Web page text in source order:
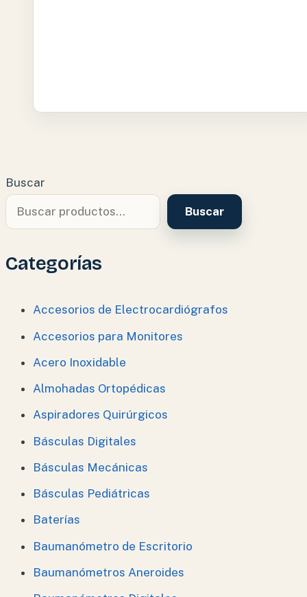
Buscar
Buscar
Categorías
Accesorios de Electrocardiógrafos
Accesorios para Monitores
Acero Inoxidable
Almohadas Ortopédicas
Aspiradores Quirúrgicos
Básculas Digitales
Básculas Mecánicas
Básculas Pediátricas
Baterías
Baumanómetro de Escritorio
Baumanómetros Aneroides